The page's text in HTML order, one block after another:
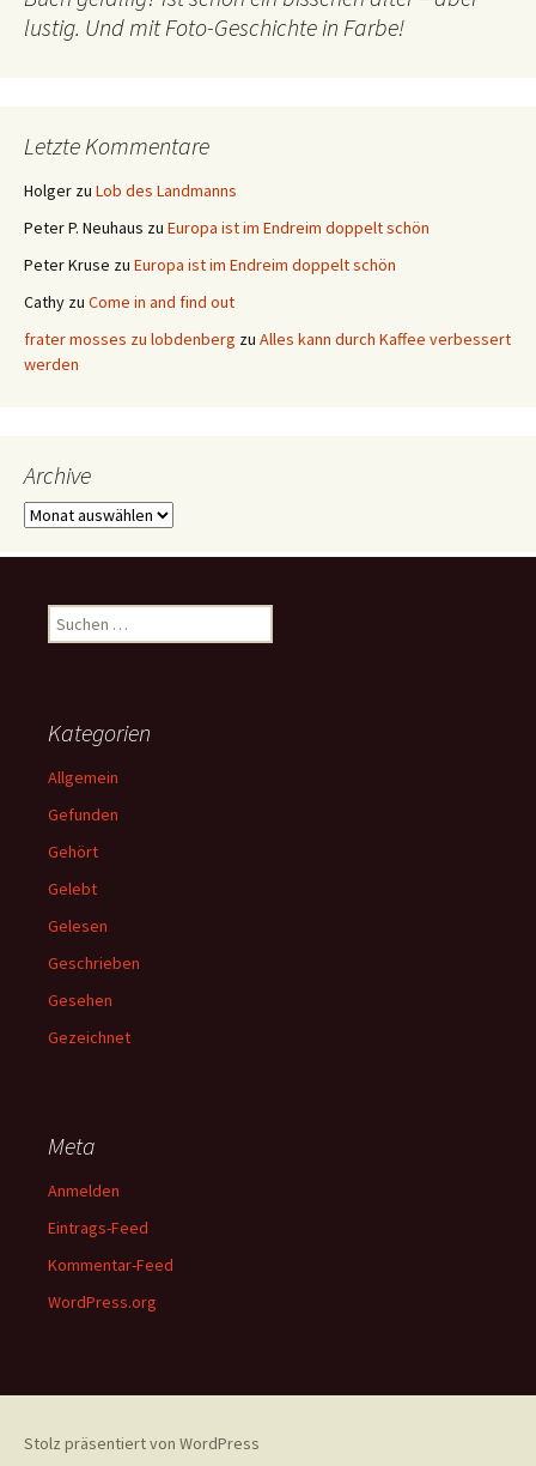
lustig. Und mit Foto-Geschichte in Farbe!
Letzte Kommentare
Holger zu Lob des Landmanns
Peter P. Neuhaus zu Europa ist im Endreim doppelt schön
Peter Kruse zu Europa ist im Endreim doppelt schön
Cathy zu Come in and find out
frater mosses zu lobdenberg zu Alles kann durch Kaffee verbessert
werden
Archive
Archive
Suchen
nach:
Kategorien
Allgemein
Gefunden
Gehört
Gelebt
Gelesen
Geschrieben
Gesehen
Gezeichnet
Meta
Anmelden
Eintrags-Feed
Kommentar-Feed
WordPress.org
Stolz präsentiert von WordPress